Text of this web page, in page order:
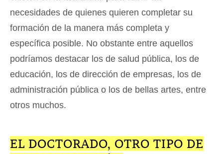
necesidades de quienes quieren completar su
formación de la manera más completa y
específica posible. No obstante entre aquellos
podríamos destacar los de salud pública, los de
educación, los de dirección de empresas, los de
administración pública o los de bellas artes, entre
otros muchos.
EL DOCTORADO, OTRO TIPO DE